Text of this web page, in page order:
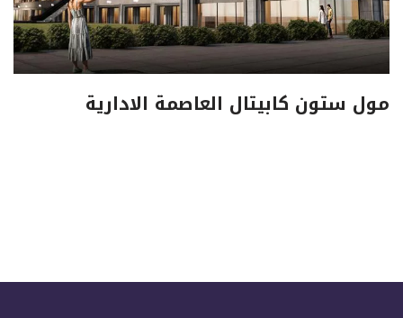
مول ستون كابيتال العاصمة الادارية